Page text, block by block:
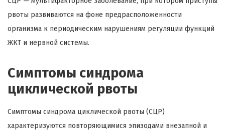
рвоты развиваются на фоне предрасположенности
организма к периодическим нарушениям регуляции функций
ЖКТ и нервной системы.
Симптомы синдрома
циклической рвоты
Симптомы синдрома циклической рвоты (СЦР)
характеризуются повторяющимися эпизодами внезапной и